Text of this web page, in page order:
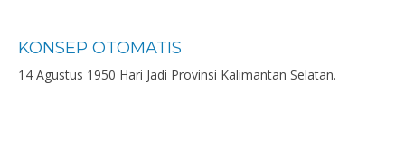
KONSEP OTOMATIS
14 Agustus 1950 Hari Jadi Provinsi Kalimantan Selatan.